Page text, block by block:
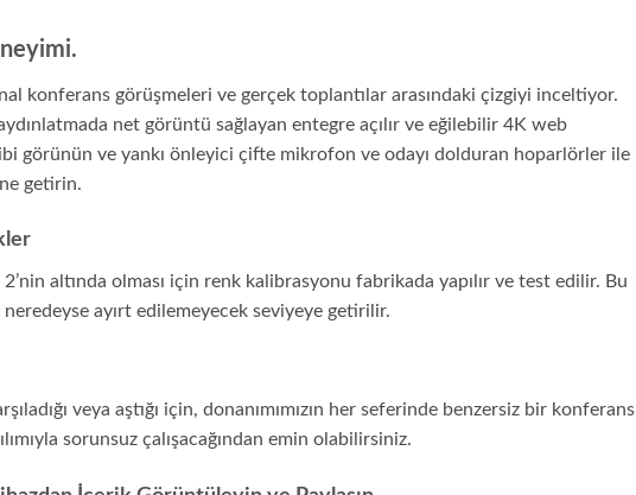
konferans görüşmeleri ve gerçek toplantılar arasındaki çizgiyi inceltiyor.
net görüntü sağlayan entegre açılır ve eğilebilir 4K web
görünün ve yankı önleyici çifte mikrofon ve odayı dolduran hoparlörler ile
getirin.
altında olması için renk kalibrasyonu fabrikada yapılır ve test edilir. Bu
ayırt edilemeyecek seviyeye getirilir.
veya aştığı için, donanımımızın her seferinde benzersiz bir konferans
sorunsuz çalışacağından emin olabilirsiniz.